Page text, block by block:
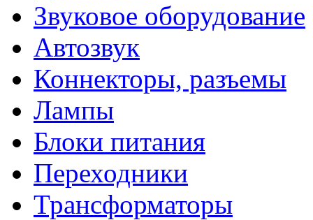
Звуковое оборудование
Автозвук
Коннекторы, разъемы
Лампы
Блоки питания
Переходники
Трансформаторы